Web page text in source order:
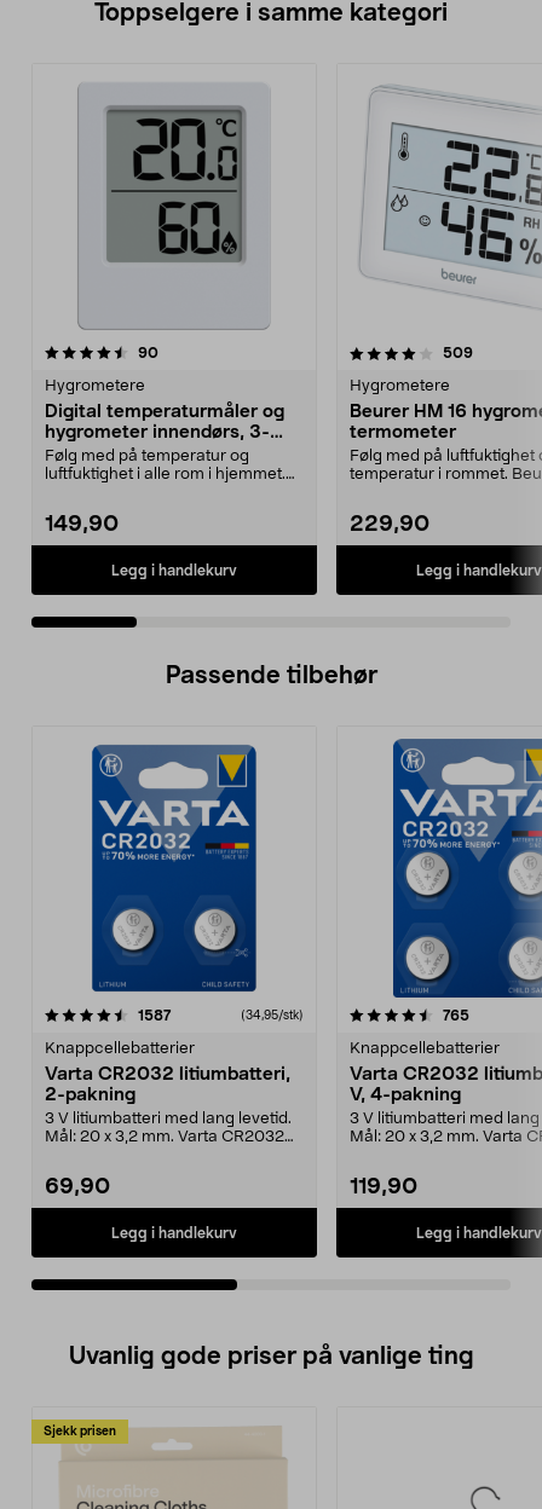
Toppselgere i samme kategori
90anmeldelser
Hygrometere
Digital temperaturmåler og
hygrometer innendørs, 3-
pakning
Følg med på temperatur og
luftfuktighet i alle rom i hjemmet.
149,90
Legg i handlekurv
4.0 av 5 stjerner 509
Hygrometere
Beurer HM 16
termometer
Følg med på luftfuktighet
temperatur i rommet.
229,90
Legg i handlekurv
4.0 av 5 stjerner
Passende tilbehør
1587anmeldelser(34,95/stk)
Knappcellebatterier
Varta CR2032 litiumbatteri,
2-pakning
3 V litiumbatteri med lang levetid.
Mål: 20 x 3,2 mm. Varta CR2032
69,90
Legg i handlekurv
4.5av 5 stjerner 765
Knappcellebatterier
Varta CR2032
V, 4-pakning
3 V litiumbatteri med
Mål: 20 x 3,2 mm. Varta
119,90
Legg i handlekurv
4.5av 5 stjerner
Uvanlig gode priser på vanlige ting
Sjekk prisen